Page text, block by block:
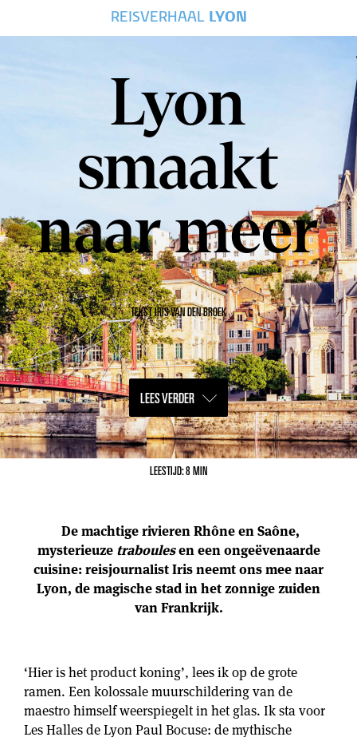
REISVERHAAL LYON
Lyon
smaakt
naar meer
TEKST IRIS VAN DEN BROEK
LEES VERDER
LEESTIJD: 8 MIN
De machtige rivieren Rhône en Saône,
mysterieuze traboulesen een ongeëvenaarde
cuisine: reisjournalist Iris neemt ons mee naar
Lyon, de magische stad in het zonnige zuiden
van Frankrijk.
‘Hier is het product koning’, lees ik op de grote
ramen. Een kolossale muurschildering van de
maestro himself weerspiegelt in het glas. Ik sta voor
Les Halles de Lyon Paul Bocuse: de mythische